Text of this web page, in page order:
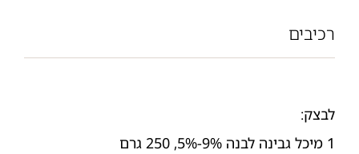
רכיבים
לבצק:
1 מיכל גבינה לבנה 9%-5%, 250 גרם